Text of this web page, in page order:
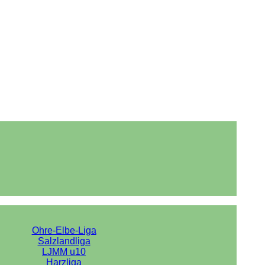
Ohre-Elbe-Liga
Salzlandliga
LJMM u10
Harzliga